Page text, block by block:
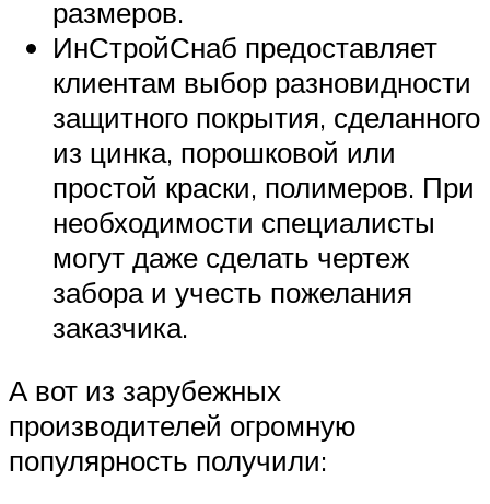
размеров.
ИнСтройСнаб предоставляет
клиентам выбор разновидности
защитного покрытия, сделанного
из цинка, порошковой или
простой краски, полимеров. При
необходимости специалисты
могут даже сделать чертеж
забора и учесть пожелания
заказчика.
А вот из зарубежных
производителей огромную
популярность получили: